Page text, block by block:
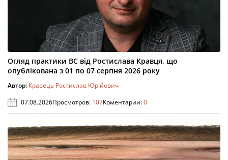
Огляд практики ВС від Ростислава Кравця, що
опублікована з 01 по 07 серпня 2026 року
Автор: Кравець Ростислав Юрійович
07.08.2026Просмотров: 107Коментарии:0